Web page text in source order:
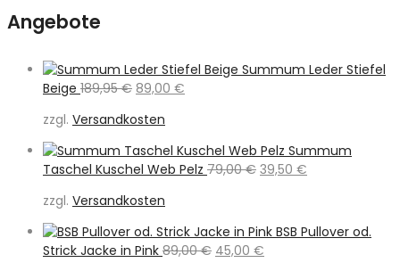
Angebote
Summum Leder Stiefel
Beige 189,95€ Ursprünglicher
war:
189,95 €
89,00 €
89,00 €.
zzgl. Versandkosten
Summum
Taschel Kuschel Web Pelz 79,00€ Ursprünglicher
79,00 €
39,50 €
39,50 €.
zzgl. Versandkosten
BSB Pullover od.
Strick Jacke in Pink 89,00€ Ursprünglicher
45,00 €